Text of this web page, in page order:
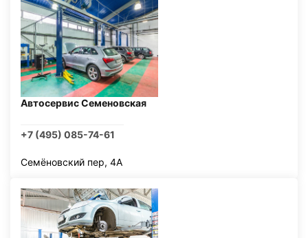
Автосервис Семеновская
+7 (495) 085-74-61
Семёновский пер, 4А